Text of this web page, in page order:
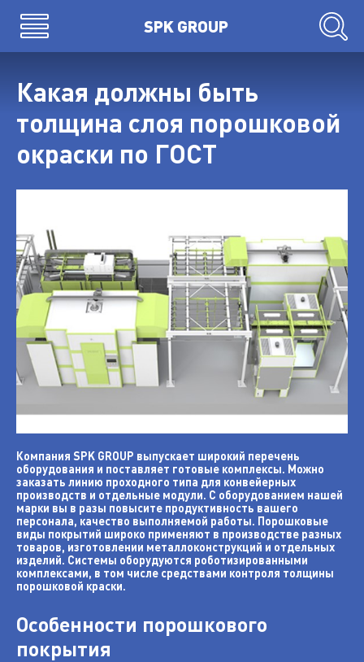
открыть меню
О компании
Контакты
Линии порошковой окраски
Кабины порошковой окраски
Агрегат химической подготовки
Конвейеры
Оборудование нанесения краски
Дробеструйное оборудование
Вспомогательное оборудование
SPK GROUP
Какая должны быть
толщина слоя порошковой
окраски по ГОСТ
Компания SPK GROUP выпускает широкий перечень
оборудования и поставляет готовые комплексы. Можно
заказать линию проходного типа для конвейерных
производств и отдельные модули. С оборудованием нашей
марки вы в разы повысите продуктивность вашего
персонала, качество выполняемой работы. Порошковые
виды покрытий широко применяют в производстве разных
товаров, изготовлении металлоконструкций и отдельных
изделий. Системы оборудуются роботизированными
комплексами, в том числе средствами контроля толщины
порошковой краски.
Особенности порошкового
покрытия